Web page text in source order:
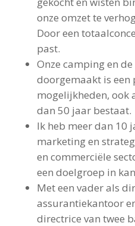
onze omzet te
Door een
past.
Onze camping en
doorgemaakt is een
mogelijkheden, ook
dan 50 jaar bestaat.
Ik heb meer dan 10
marketing en
en commerciële
een doelgroep in
Met een vader als
assurantiekantoor
directrice van twee